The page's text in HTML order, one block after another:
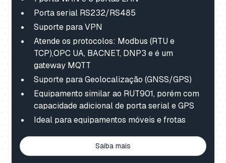
Porta serial RS232/RS485
Suporte para VPN
Atende os protocolos: Modbus (RTU e
TCP),OPC UA, BACNET, DNP3 e é um
gateway MQTT
Suporte para Geolocalização (GNSS/GPS)
Equipamento similar ao RUT901, porém com
capacidade adicional de porta serial e GPS
Ideal para equipamentos móveis e frotas
Saiba mais